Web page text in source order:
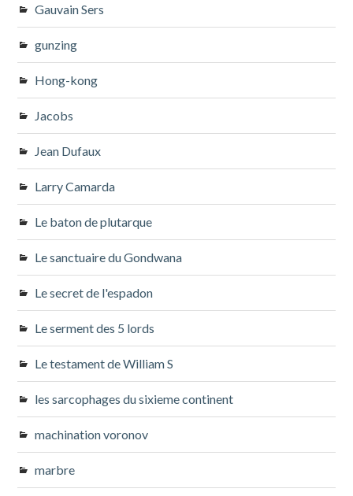
Gauvain Sers
gunzing
Hong-kong
Jacobs
Jean Dufaux
Larry Camarda
Le baton de plutarque
Le sanctuaire du Gondwana
Le secret de l'espadon
Le serment des 5 lords
Le testament de William S
les sarcophages du sixieme continent
machination voronov
marbre